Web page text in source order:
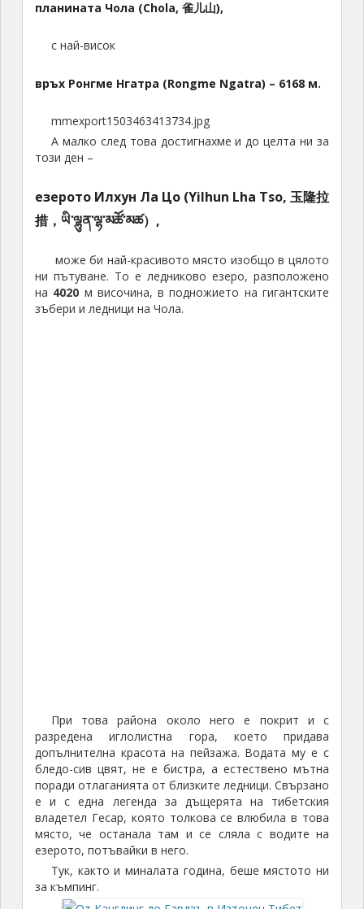
планината Чола (Chola, 雀儿山),
с най-висок
връх Ронгме Нгатра (Rongme Ngatra) – 6168м.
mmexport1503463413734.jpg
А малко след това достигнахме и до целта ни за
този ден –
езерото Илхун Ла Цо (Yilhun Lha Tso, 玉隆拉
措，ཡི་ལྷུན་ལྷ་མཚོ་མཚ）,
може би най-красивото място изобщо в цялото
ни пътуване. То е ледниково езеро, разположено
на 4020 м височина, в подножието на гигантските
зъбери и ледници на Чола.
При това района около него е покрит и с
разредена иглолистна гора, което придава
допълнителна красота на пейзажа. Водата му е с
бледо-сив цвят, не е бистра, а естествено мътна
поради отлаганията от близките ледници. Свързано
е и с една легенда за дъщерята на тибетския
владетел Гесар, която толкова се влюбила в това
място, че останала там и се сляла с водите на
езерото, потъвайки в него.
Тук, както и миналата година, беше мястото ни
за къмпинг.